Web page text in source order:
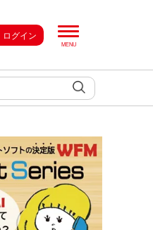
ログイン